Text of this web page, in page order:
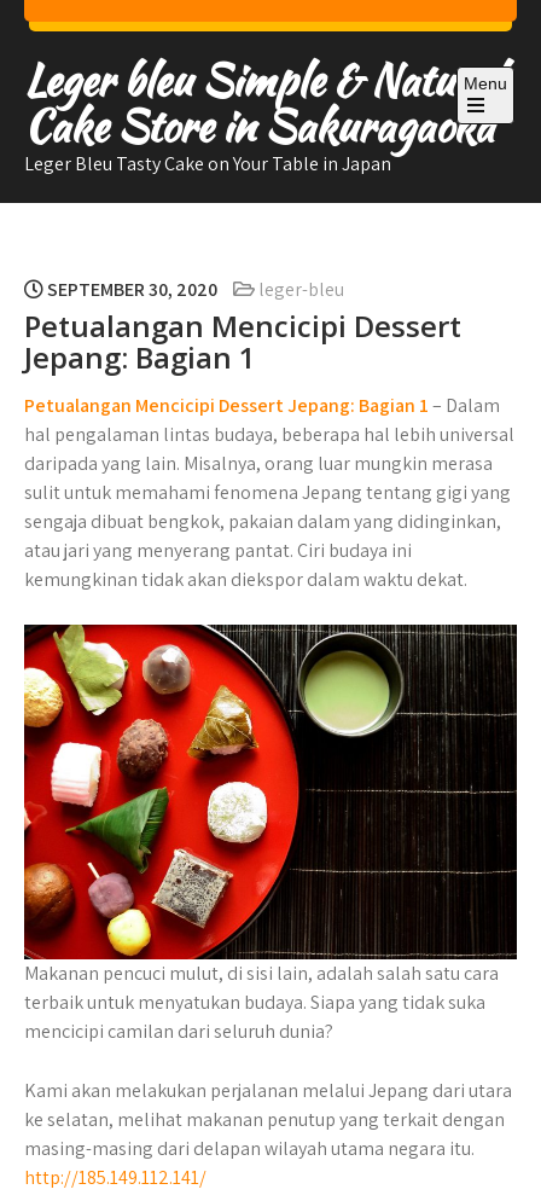
Skip
content
Leger bleu Simple & Natural
Cake Store in Sakuragaoka
Leger Bleu Tasty Cake on Your Table in Japan
Menu
Open
the
SEPTEMBER 30, 2020 leger-bleu
Petualangan Mencicipi Dessert
Jepang: Bagian 1
Petualangan Mencicipi Dessert Jepang: Bagian 1– Dalam
hal pengalaman lintas budaya, beberapa hal lebih universal
daripada yang lain. Misalnya, orang luar mungkin merasa
sulit untuk memahami fenomena Jepang tentang gigi yang
sengaja dibuat bengkok, pakaian dalam yang didinginkan,
atau jari yang menyerang pantat. Ciri budaya ini
kemungkinan tidak akan diekspor dalam waktu dekat.
Makanan pencuci mulut, di sisi lain, adalah salah satu cara
terbaik untuk menyatukan budaya. Siapa yang tidak suka
mencicipi camilan dari seluruh dunia?
Kami akan melakukan perjalanan melalui Jepang dari utara
ke selatan, melihat makanan penutup yang terkait dengan
masing-masing dari delapan wilayah utama negara itu.
http://185.149.112.141/